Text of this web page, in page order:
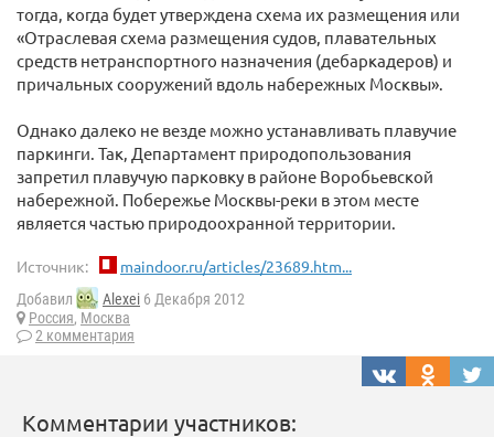
тогда, когда будет утверждена схема их размещения или
«Отраслевая схема размещения судов, плавательных
средств нетранспортного назначения (дебаркадеров) и
причальных сооружений вдоль набережных Москвы».
Однако далеко не везде можно устанавливать плавучие
паркинги. Так, Департамент природопользования
запретил плавучую парковку в районе Воробьевской
набережной. Побережье Москвы-реки в этом месте
является частью природоохранной территории.
Источник: maindoor.ru/articles/23689.htm...
Добавил Alexei 6 Декабря 2012
Россия, Москва
2 комментария
Комментарии участников: